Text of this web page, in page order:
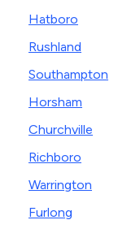
Hatboro
Rushland
Southampton
Horsham
Churchville
Richboro
Warrington
Furlong